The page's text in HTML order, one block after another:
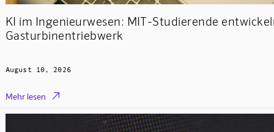
KI im Ingenieurwesen: MIT-Studierende
Gasturbinentriebwerk
August 10, 2026
Mehr lesen 